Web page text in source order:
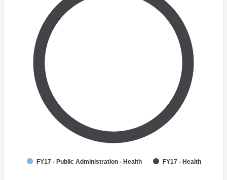
FY17 - Public Administration - Health FY17 - Health